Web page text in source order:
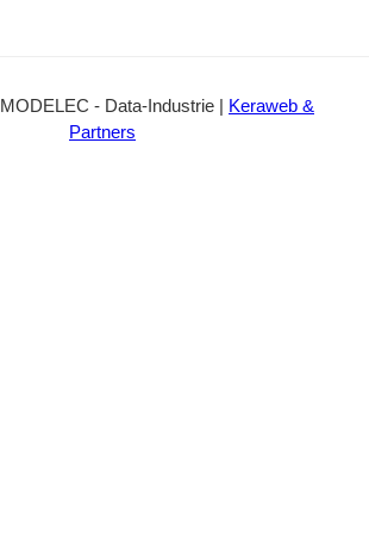
MODELEC - Data-Industrie | Keraweb &
Partners